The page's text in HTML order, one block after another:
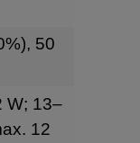
50
W; 13–
12